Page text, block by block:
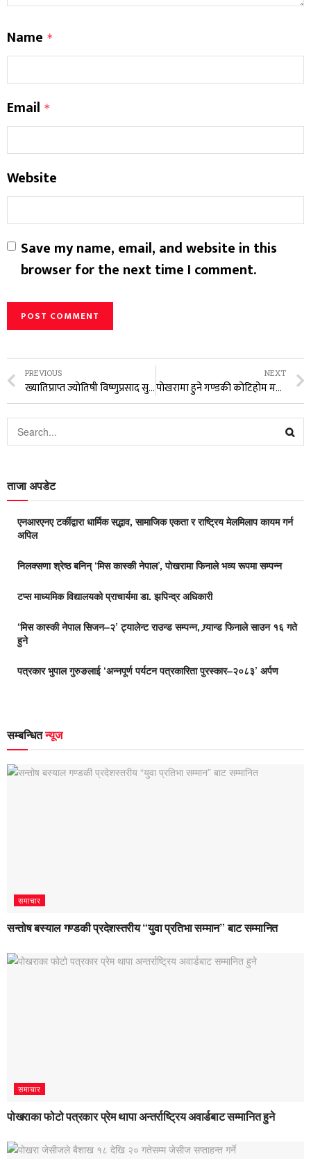
Name *
Email *
Website
Save my name, email, and website in this
browser for the next time I comment.
PREVIOUS
ख्यातिप्राप्त ज्योतिषी विष्णुप्रसाद सुवेदी २ वटा अवार्डद्वारा सम्मानित
NEXT
पोखरामा हुने गण्डकी कोटिहोम महायज्ञको स्थान परिवर्तन, नयाँ स्थलमा तयारी तीव्र
ताजा अपडेट
एनआरएनए टर्कीद्वारा धार्मिक सद्भाव, सामाजिक एकता र राष्ट्रिय मेलमिलाप कायम गर्न
अपिल
निलक्सणा श्रेष्ठ बनिन् ‘मिस कास्की नेपाल’, पोखरामा फिनाले भव्य रूपमा सम्पन्न
टप्स माध्यमिक विद्यालयको प्राचार्यमा डा. झपिन्द्र अधिकारी
‘मिस कास्की नेपाल सिजन–२’ ट्यालेन्ट राउन्ड सम्पन्न, ग्र्यान्ड फिनाले साउन १६ गते
हुने
पत्रकार भुपाल गुरुङलाई ‘अन्नपूर्ण पर्यटन पत्रकारिता पुरस्कार–२०८३’ अर्पण
सम्बन्धितन्यूज
समाचार
सन्तोष बस्याल गण्डकी प्रदेशस्तरीय “युवा प्रतिभा सम्मान” बाट सम्मानित
समाचार
पोखराका फोटो पत्रकार प्रेम थापा अन्तर्राष्ट्रिय अवार्डबाट सम्मानित हुने